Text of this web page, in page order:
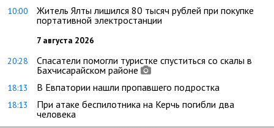
10:00
Житель Ялты лишился 80 тысяч рублей при покупке
портативной электростанции
7 августа 2026
20:28
Спасатели помогли туристке спуститься со скалы в
Бахчисарайском районе
18:13 В Евпатории нашли пропавшего подростка
18:13
При атаке беспилотника на Керчь погибли два
человека